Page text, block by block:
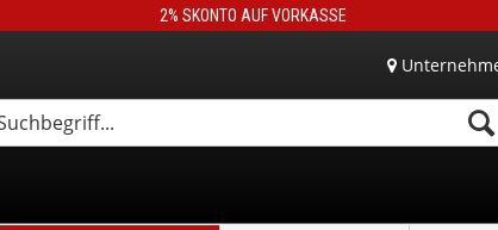
2% SKONTO AUF VORKASSE